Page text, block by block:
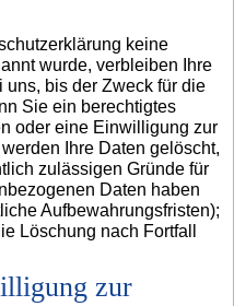
keine
wurde, verbleiben Ihre
bis der Zweck für die
Sie ein berechtigtes
oder eine Einwilligung zur
Ihre Daten gelöscht,
zulässigen Gründe für
Daten haben
Aufbewahrungsfristen);
Löschung nach Fortfall
zur